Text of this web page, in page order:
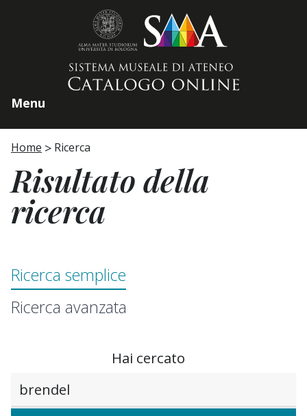
Menu
Home Ricerca
Risultato della
ricerca
Ricerca semplice
Ricerca avanzata
Hai cercato